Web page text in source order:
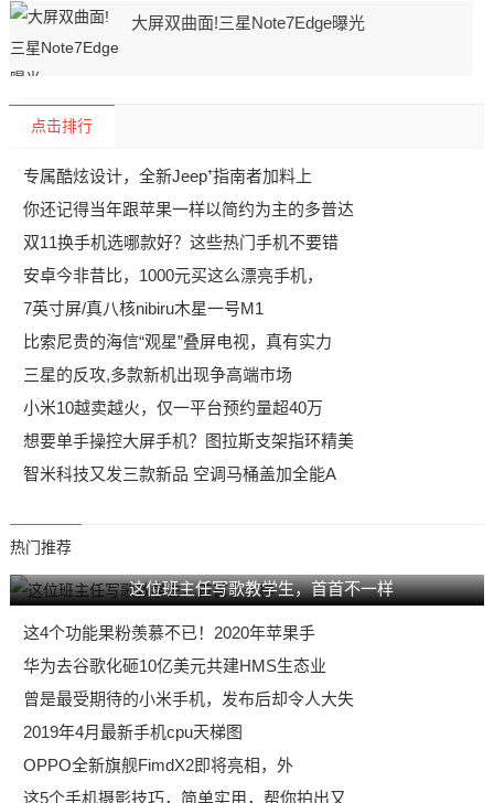
大屏双曲面!三星Note7Edge曝光
点击排行
专属酷炫设计，全新Jeep⁺指南者加料上
你还记得当年跟苹果一样以简约为主的多普达
双11换手机选哪款好？这些热门手机不要错
安卓今非昔比，1000元买这么漂亮手机，
7英寸屏/真八核nibiru木星一号M1
比索尼贵的海信“观星”叠屏电视，真有实力
三星的反攻,多款新机出现争高端市场
小米10越卖越火，仅一平台预约量超40万
想要单手操控大屏手机？图拉斯支架指环精美
智米科技又发三款新品 空调马桶盖加全能A
热门推荐
这位班主任写歌教学生，首首不一样
这4个功能果粉羡慕不已！2020年苹果手
华为去谷歌化砸10亿美元共建HMS生态业
曾是最受期待的小米手机，发布后却令人大失
2019年4月最新手机cpu天梯图
OPPO全新旗舰FimdX2即将亮相，外
这5个手机摄影技巧，简单实用，帮你拍出又